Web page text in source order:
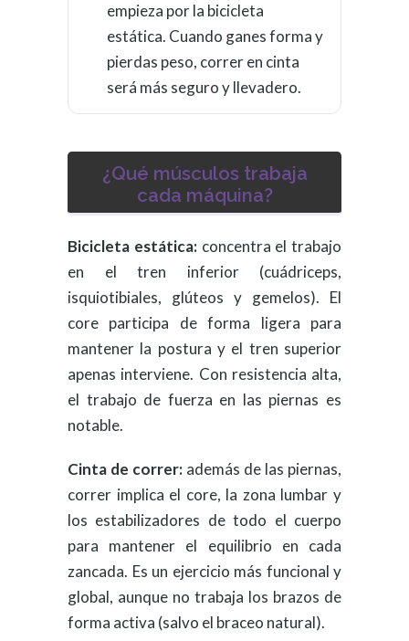
empieza por la bicicleta
estática. Cuando ganes forma y
pierdas peso, correr en cinta
será más seguro y llevadero.
¿Qué músculos trabaja
cada máquina?
Bicicleta estática:concentra el trabajo
en el tren inferior (cuádriceps,
isquiotibiales, glúteos y gemelos). El
core participa de forma ligera para
mantener la postura y el tren superior
apenas interviene. Con resistencia alta,
el trabajo de fuerza en las piernas es
notable.
Cinta de correr: además de las piernas,
correr implica el core, la zona lumbar y
los estabilizadores de todo el cuerpo
para mantener el equilibrio en cada
zancada. Es un ejercicio más funcional y
global, aunque no trabaja los brazos de
forma activa (salvo el braceo natural).